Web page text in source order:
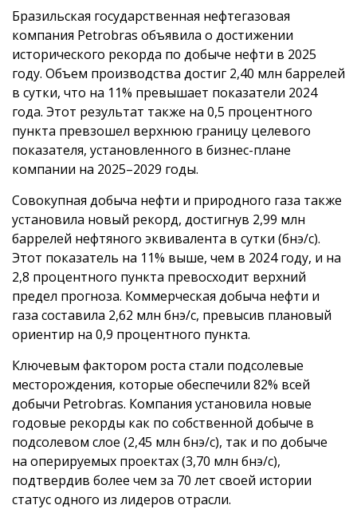
Бразильская государственная нефтегазовая
компания Petrobras объявила о достижении
исторического рекорда по добыче нефти в 2025
году. Объем производства достиг 2,40 млн баррелей
в сутки, что на 11% превышает показатели 2024
года. Этот результат также на 0,5 процентного
пункта превзошел верхнюю границу целевого
показателя, установленного в бизнес-плане
компании на 2025–2029 годы.
Совокупная добыча нефти и природного газа также
установила новый рекорд, достигнув 2,99 млн
баррелей нефтяного эквивалента в сутки (бнэ/с).
Этот показатель на 11% выше, чем в 2024 году, и на
2,8 процентного пункта превосходит верхний
предел прогноза. Коммерческая добыча нефти и
газа составила 2,62 млн бнэ/с, превысив плановый
ориентир на 0,9 процентного пункта.
Ключевым фактором роста стали подсолевые
месторождения, которые обеспечили 82% всей
добычи Petrobras. Компания установила новые
годовые рекорды как по собственной добыче в
подсолевом слое (2,45 млн бнэ/с), так и по добыче
на оперируемых проектах (3,70 млн бнэ/с),
подтвердив более чем за 70 лет своей истории
статус одного из лидеров отрасли.